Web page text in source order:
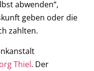
abwenden“,
geben oder die
zahlten.
Thiel. Der